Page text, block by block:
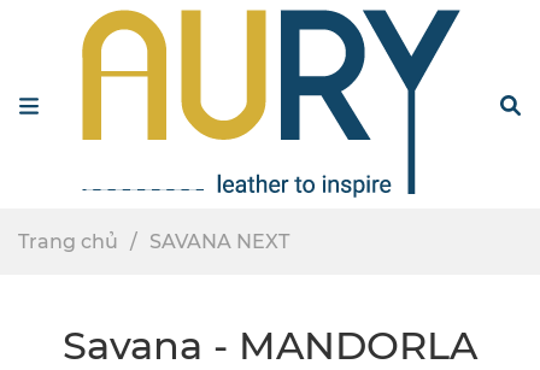
Trang chủ SAVANA NEXT
Savana - MANDORLA